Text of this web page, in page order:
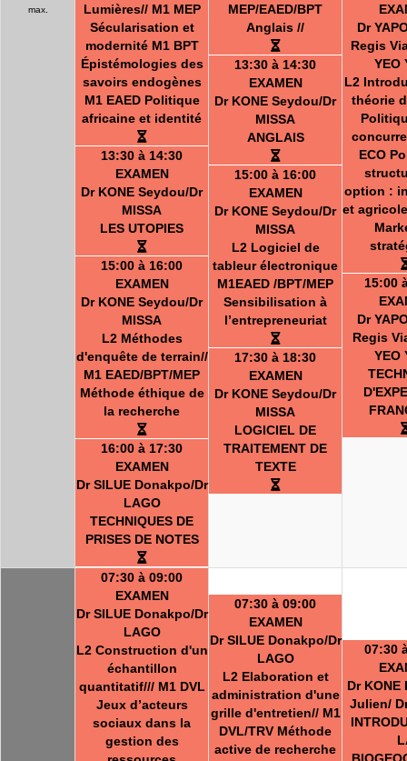
max.
Lumières// M1 MEP
Sécularisation et
modernité M1 BPT
Épistémologies des
savoirs endogènes
M1 EAED Politique
africaine et identité
13:30 à 14:30
EXAMEN
Dr KONE Seydou/Dr
MISSA
LES UTOPIES
15:00 à 16:00
EXAMEN
Dr KONE Seydou/Dr
MISSA
L2 Méthodes
d'enquête de terrain//
M1 EAED/BPT/MEP
Méthode éthique de
la recherche
16:00 à 17:30
EXAMEN
Dr SILUE Donakpo/Dr
LAGO
TECHNIQUES DE
PRISES DE NOTES
MEP/EAED/BPT
Anglais //
13:30 à 14:30
EXAMEN
Dr KONE Seydou/Dr
MISSA
ANGLAIS
15:00 à 16:00
EXAMEN
Dr KONE Seydou/Dr
MISSA
L2 Logiciel de
tableur électronique
M1EAED /BPT/MEP
Sensibilisation à
l’entrepreneuriat
17:30 à 18:30
EXAMEN
Dr KONE Seydou/Dr
MISSA
LOGICIEL DE
TRAITEMENT DE
TEXTE
Dr
Regis
YEO
L2
théorie
ECO
option :
et
15:00
Dr
Regis
YEO
07:30 à 09:00
EXAMEN
Dr SILUE Donakpo/Dr
LAGO
L2 Construction d'un
échantillon
quantitatif/// M1 DVL
Jeux d’acteurs
sociaux dans la
gestion des
07:30 à 09:00
EXAMEN
Dr SILUE Donakpo/Dr
LAGO
L2 Elaboration et
administration d'une
grille d'entretien// M1
DVL/TRV Méthode
active de recherche
07:30
Dr
Julien/